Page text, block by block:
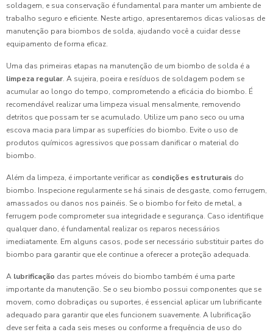
soldagem, e sua conservação é fundamental para manter um ambiente de
trabalho seguro e eficiente. Neste artigo, apresentaremos dicas valiosas de
manutenção para biombos de solda, ajudando você a cuidar desse
equipamento de forma eficaz.
Uma das primeiras etapas na manutenção de um biombo de solda é a
limpeza regular. A sujeira, poeira e resíduos de soldagem podem se
acumular ao longo do tempo, comprometendo a eficácia do biombo. É
recomendável realizar uma limpeza visual mensalmente, removendo
detritos que possam ter se acumulado. Utilize um pano seco ou uma
escova macia para limpar as superfícies do biombo. Evite o uso de
produtos químicos agressivos que possam danificar o material do
biombo.
Além da limpeza, é importante verificar as condições estruturais do
biombo. Inspecione regularmente se há sinais de desgaste, como ferrugem,
amassados ou danos nos painéis. Se o biombo for feito de metal, a
ferrugem pode comprometer sua integridade e segurança. Caso identifique
qualquer dano, é fundamental realizar os reparos necessários
imediatamente. Em alguns casos, pode ser necessário substituir partes do
biombo para garantir que ele continue a oferecer a proteção adequada.
A lubrificação das partes móveis do biombo também é uma parte
importante da manutenção. Se o seu biombo possui componentes que se
movem, como dobradiças ou suportes, é essencial aplicar um lubrificante
adequado para garantir que eles funcionem suavemente. A lubrificação
deve ser feita a cada seis meses ou conforme a frequência de uso do